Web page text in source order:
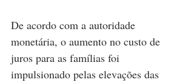
De acordo com a autoridade
monetária, o aumento no custo de
juros para as famílias foi
impulsionado pelas elevações das